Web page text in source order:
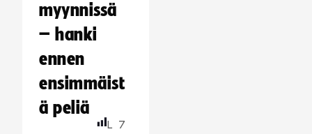
myynnissä
– hanki
ennen
ensimmäist
ä peliä
L 7